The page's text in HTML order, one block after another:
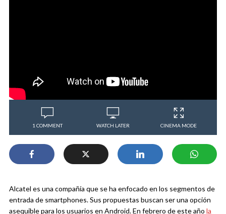
1 COMMENT WATCH LATER CINEMA MODE
Alcatel es una compañía que se ha enfocado en los segmentos de
entrada de smartphones. Sus propuestas buscan ser una opción
asequible para los usuarios en Android. En febrero de este año la